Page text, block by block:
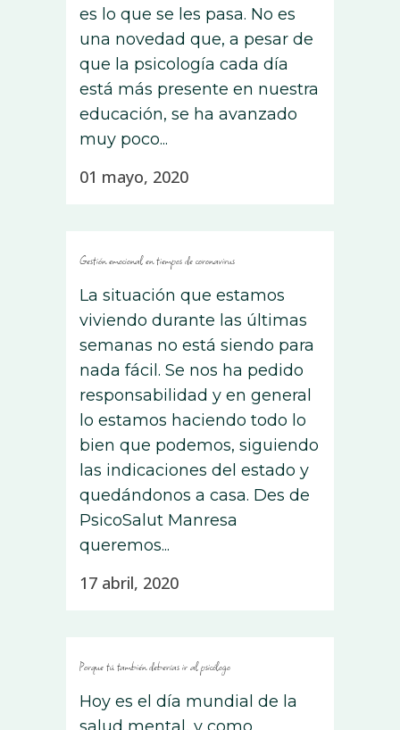
es lo que se les pasa. No es
una novedad que, a pesar de
que la psicología cada día
está más presente en nuestra
educación, se ha avanzado
muy poco...
01 mayo, 2020
Gestión emocional en tiempos de coronavirus
La situación que estamos
viviendo durante las últimas
semanas no está siendo para
nada fácil. Se nos ha pedido
responsabilidad y en general
lo estamos haciendo todo lo
bien que podemos, siguiendo
las indicaciones del estado y
quedándonos a casa. Des de
PsicoSalut Manresa
queremos...
17 abril, 2020
Porque tú también deberías ir al psicólogo
Hoy es el día mundial de la